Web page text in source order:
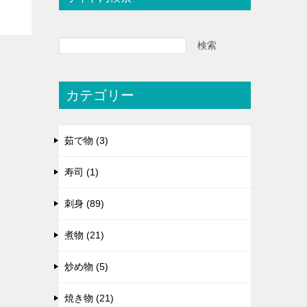
検索
カテゴリー
茹で物 (3)
寿司 (1)
刺身 (89)
煮物 (21)
炒め物 (5)
焼き物 (21)